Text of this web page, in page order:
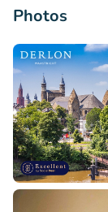
Photos